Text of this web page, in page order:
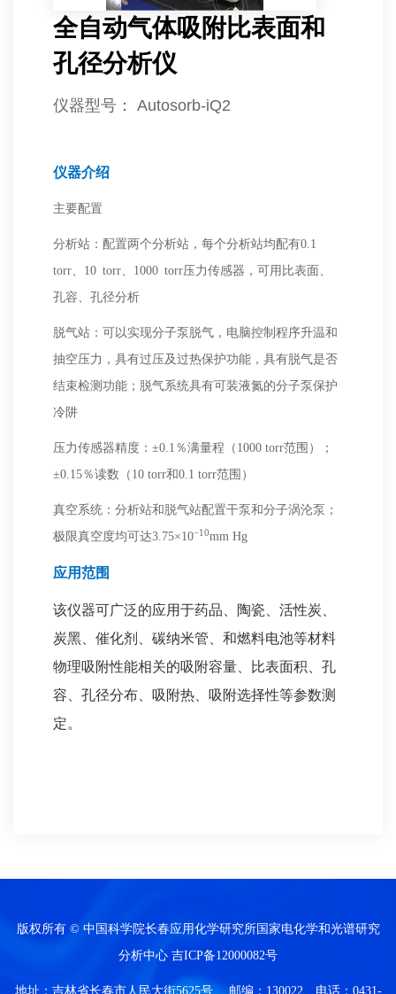
全自动气体吸附比表面和
孔径分析仪
仪器型号 ： Autosorb-iQ2
仪器介绍
主要配置
分析站：配置两个分析站，每个分析站均配有0.1
torr、10 torr、1000 torr压力传感器，可用比表面、
孔容、孔径分析
脱气站：可以实现分子泵脱气，电脑控制程序升温和
抽空压力，具有过压及过热保护功能，具有脱气是否
结束检测功能；脱气系统具有可装液氮的分子泵保护
冷阱
压力传感器精度：±0.1％满量程（1000 torr范围）；
±0.15％读数（10 torr和0.1 torr范围）
真空系统：分析站和脱气站配置干泵和分子涡沦泵；
极限真空度均可达3.75×10−10mm Hg
应用范围
该仪器可广泛的应用于药品、陶瓷、活性炭、
炭黑、催化剂、碳纳米管、和燃料电池等材料
物理吸附性能相关的吸附容量、比表面积、孔
容、孔径分布、吸附热、吸附选择性等参数测
定。
版权所有 © 中国科学院长春应用化学研究所国家电化学和光谱研究
分析中心 吉ICP备12000082号
地址：吉林省长春市人民大街5625号 邮编：130022 电话：0431-